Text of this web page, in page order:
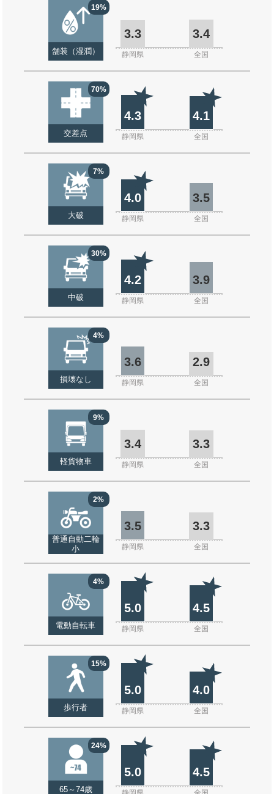
19%
舗装（湿潤）
3.3 3.4
静岡県 全国
70%
交差点
4.3 4.1
静岡県 全国
7%
大破
4.0 3.5
静岡県 全国
30%
中破
4.2 3.9
静岡県 全国
4%
損壊なし
3.6 2.9
静岡県 全国
9%
軽貨物車
3.4 3.3
静岡県 全国
2%
普通自動二輪
小
3.5 3.3
静岡県 全国
4%
電動自転車
5.0 4.5
静岡県 全国
15%
歩行者
5.0 4.0
静岡県 全国
24%
65～74歳
5.0 4.5